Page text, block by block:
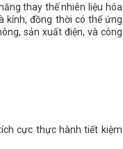
thay thế nhiên liệu hóa
kính, đồng thời có thể ứng
sản xuất điện, và công
cực thực hành tiết kiệm